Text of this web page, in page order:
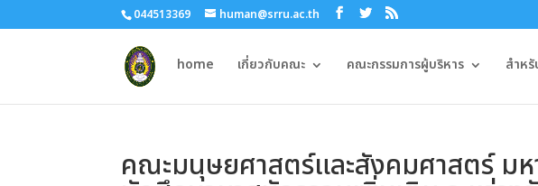
044513369 human@srru.ac.th
home เกี่ยวกับคณะ คณะกรรมการผู้บริหาร สำห
คณะมนุษยศาสตร์และสังคมศาสตร์ ม